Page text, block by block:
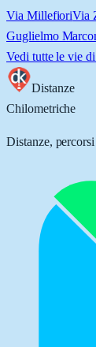
Via MillefioriVia
Guglielmo
Vedi tutte le vie di
Distanze
Chilometriche
Distanze,